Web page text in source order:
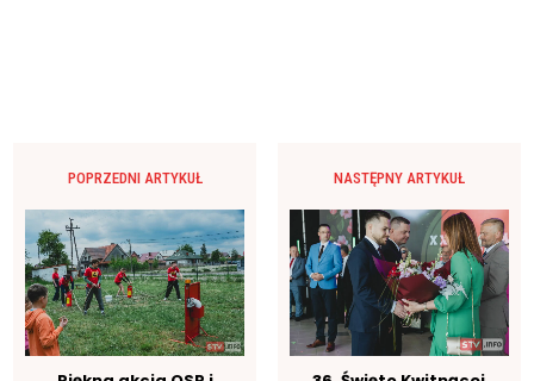
POPRZEDNI ARTYKUŁ NASTĘPNY ARTYKUŁ